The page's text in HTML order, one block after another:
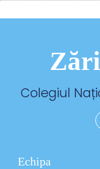
Colegiul
Echipa